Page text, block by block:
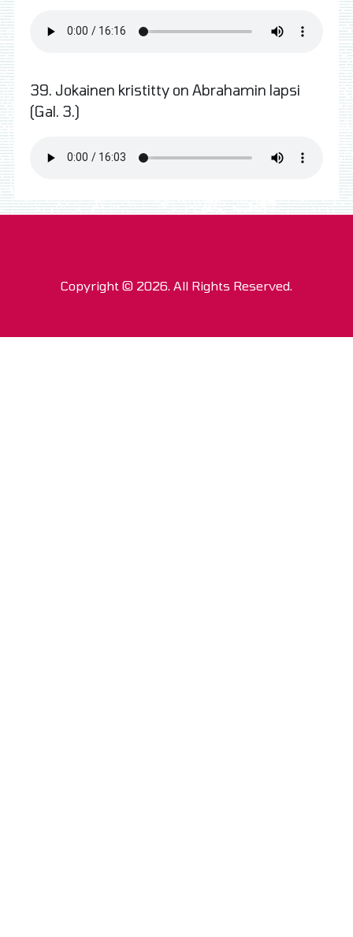
39. Jokainen kristitty on Abrahamin lapsi
(Gal. 3.)
Copyright © 2026. All Rights Reserved.